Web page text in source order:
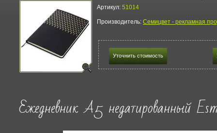
Артикул: 51014
Производитель: Семицвет - рекламная
Уточнить стоимость
Ежедневник A5 недатированный